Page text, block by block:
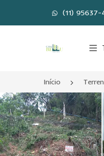
(11) 95637-
Página inicial
Início